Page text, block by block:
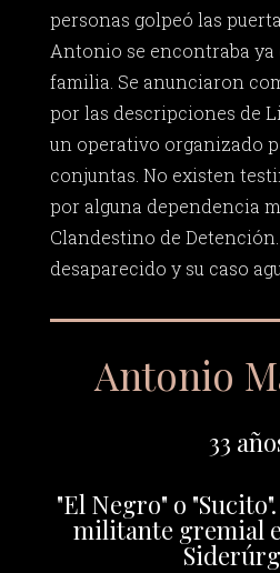
personas golpeó las
Antonio se encontraba
familia. Se anunciaron
por las descripciones de
un operativo organizado
conjuntas. No existen
por alguna dependencia
Clandestino de
desaparecido y su caso
Antonio
33
"El Negro" o
militante gremial